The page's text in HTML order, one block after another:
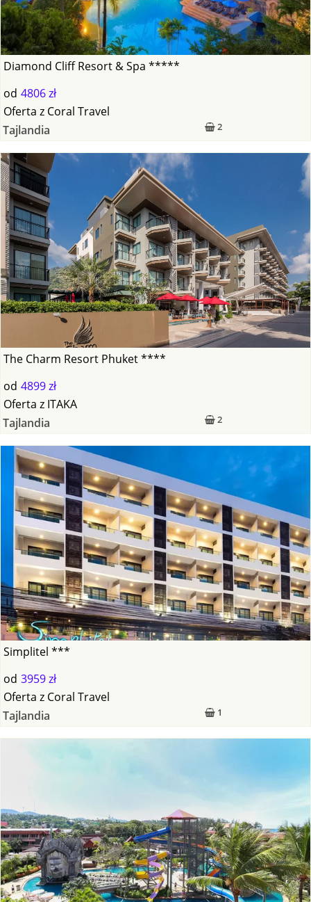
Diamond Cliff Resort & Spa *****
od 4806 zł
2
Oferta z Coral Travel
Tajlandia
The Charm Resort Phuket ****
od 4899 zł
2
Oferta z ITAKA
Tajlandia
Simplitel ***
od 3959 zł
1
Oferta z Coral Travel
Tajlandia